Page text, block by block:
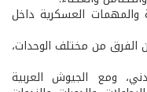
والمهمات العسكرية داخل
الفرق من مختلف الوحدات،
ومع الجيوش العربية